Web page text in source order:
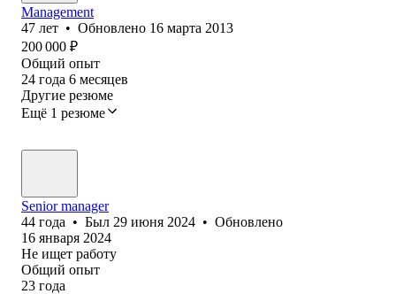
Management
47 лет • Обновлено 16 марта 2013
200 000 ₽
Общий опыт
24 года 6 месяцев
Другие резюме
Ещё 1 резюме
Senior manager
44 года • Был 29 июня 2024 • Обновлено
16 января 2024
Не ищет работу
Общий опыт
23 года